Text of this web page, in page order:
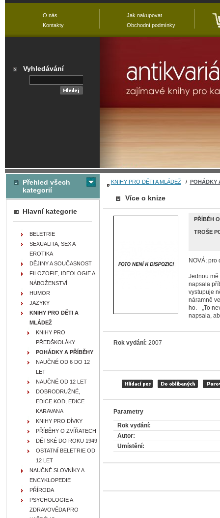
KNIHY PRO DĚTI A MLÁDEŽ/ POHÁDKY
Více o knize
PŘÍBĚH
TROŠE
NOVÁ; pro
Jednou
napsala
vystupuje
náramně
ho. - „To
napsala,
Rok vydání: 2007
Parametry
Rok vydání:
Autor:
Umístění:
Přehled všech
kategorií
Hlavní kategorie
BELETRIE
SEXUALITA, SEX A
EROTIKA
DĚJINY A SOUČASNOST
FILOZOFIE, IDEOLOGIE A
NÁBOŽENSTVÍ
HUMOR
JAZYKY
KNIHY PRO DĚTI A
MLÁDEŽ
KNIHY PRO
PŘEDŠKOLÁKY
POHÁDKY A PŘÍBĚHY
NAUČNÉ OD 6 DO 12
LET
NAUČNÉ OD 12 LET
DOBRODRUŽNÉ,
EDICE KOD, EDICE
KARAVANA
KNIHY PRO DÍVKY
PŘÍBĚHY O ZVÍŘATECH
DĚTSKÉ DO ROKU 1949
OSTATNÍ BELETRIE OD
12 LET
NAUČNÉ SLOVNÍKY A
ENCYKLOPEDIE
PŘÍRODA
PSYCHOLOGIE A
ZDRAVOVĚDA PRO
O nás
Kontakty
Jak nakupovat
Obchodní podmínky
Vyhledávání